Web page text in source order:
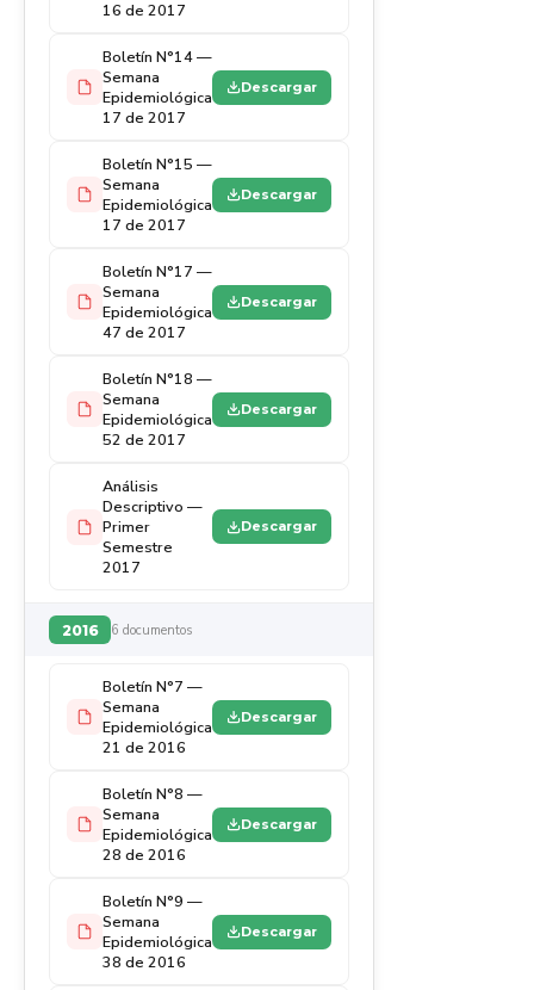
16 de 2017
Boletín N°14 —
Semana
Epidemiológica
17 de 2017
Descargar
Boletín N°15 —
Semana
Epidemiológica
17 de 2017
Descargar
Boletín N°17 —
Semana
Epidemiológica
47 de 2017
Descargar
Boletín N°18 —
Semana
Epidemiológica
52 de 2017
Descargar
Análisis
Descriptivo —
Primer
Semestre
2017
Descargar
2016 6 documentos
Boletín N°7 —
Semana
Epidemiológica
21 de 2016
Descargar
Boletín N°8 —
Semana
Epidemiológica
28 de 2016
Descargar
Boletín N°9 —
Semana
Epidemiológica
38 de 2016
Descargar